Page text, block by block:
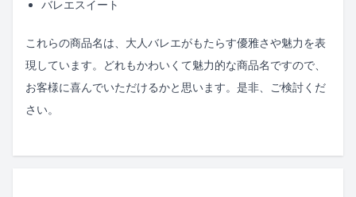
バレエスイート
これらの商品名は、大人バレエがもたらす優雅さや魅力を表
現しています。どれもかわいくて魅力的な商品名ですので、
お客様に喜んでいただけるかと思います。是非、ご検討くだ
さい。